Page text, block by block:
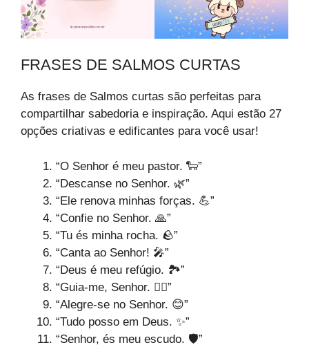
FRASES DE SALMOS CURTAS
As frases de Salmos curtas são perfeitas para
compartilhar sabedoria e inspiração. Aqui estão 27
opções criativas e edificantes para você usar!
“O Senhor é meu pastor. 🐑”
“Descanse no Senhor. 🌿”
“Ele renova minhas forças. 💪”
“Confie no Senhor. 🙏”
“Tu és minha rocha. 🪨”
“Canta ao Senhor! 🎤”
“Deus é meu refúgio. 🏞️”
“Guia-me, Senhor. 🚶‍♂️”
“Alegre-se no Senhor. 😊”
“Tudo posso em Deus. ✨”
“Senhor, és meu escudo. 🛡️”